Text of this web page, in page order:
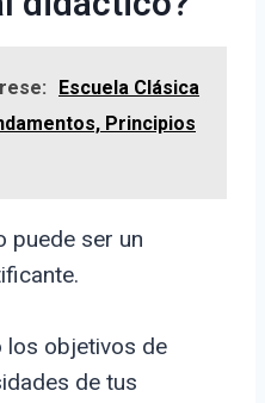
Escuela Clásica
Principios
puede ser un
los objetivos de
de tus